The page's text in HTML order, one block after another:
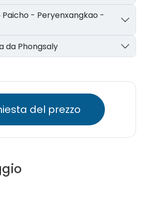
da Phongsaly
del prezzo